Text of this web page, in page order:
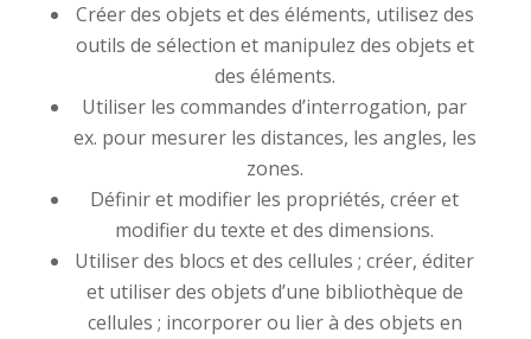
Créer des objets et des éléments, utilisez des
outils de sélection et manipulez des objets et
des éléments.
Utiliser les commandes d’interrogation, par
ex. pour mesurer les distances, les angles, les
zones.
Définir et modifier les propriétés, créer et
modifier du texte et des dimensions.
Utiliser des blocs et des cellules ; créer, éditer
et utiliser des objets d’une bibliothèque de
cellules ; incorporer ou lier à des objets en